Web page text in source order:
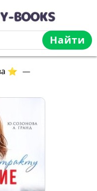
Найти
⭐ —